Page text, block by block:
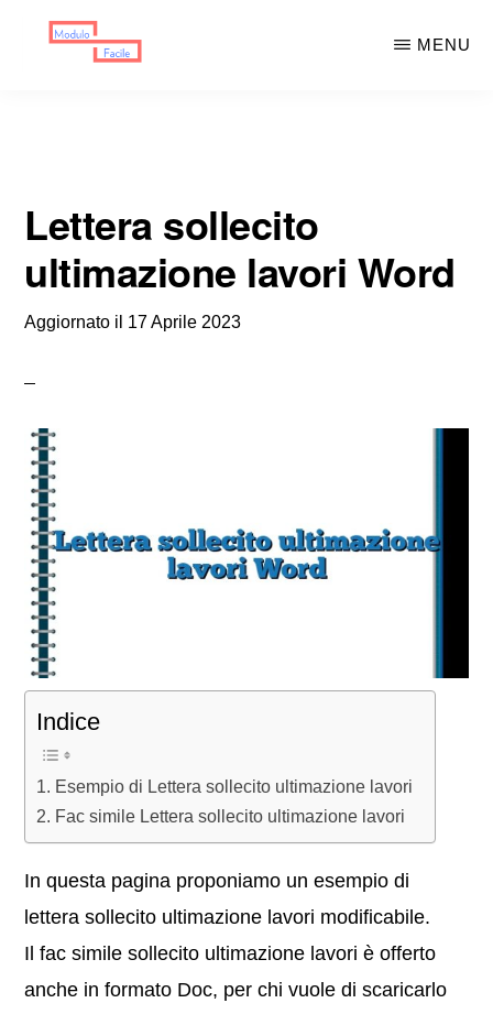
MENU
Lettera sollecito
ultimazione lavori Word
Aggiornato il 17 Aprile 2023
Indice
Esempio di Lettera sollecito ultimazione lavori
Fac simile Lettera sollecito ultimazione lavori
In questa pagina proponiamo un esempio di
lettera sollecito ultimazione lavori modificabile.
Il fac simile sollecito ultimazione lavori è offerto
anche in formato Doc, per chi vuole di scaricarlo